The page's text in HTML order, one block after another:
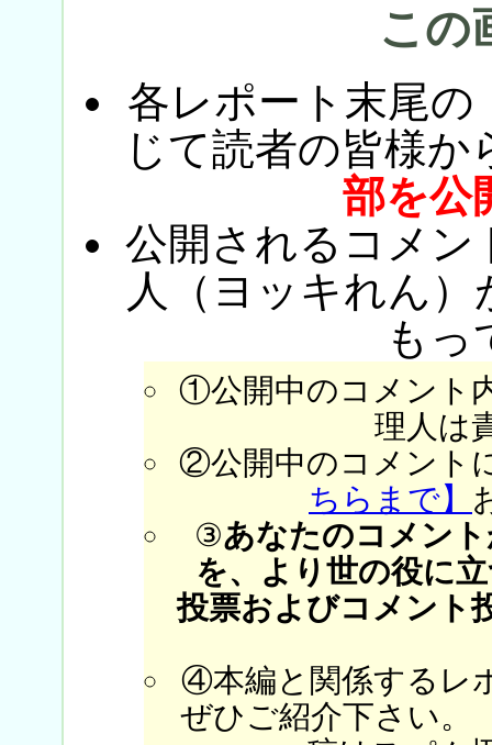
この
各レポート末尾の
じて読者の皆様か
部を公
公開されるコメン
人（ヨッキれん
もっ
①公開中のコメント
理人は
②公開中のコメント
ちらまで】
③あなたのコメン
を、より世の役に
投票およびコメント
④本編と関係するレ
ぜひご紹介下さい。